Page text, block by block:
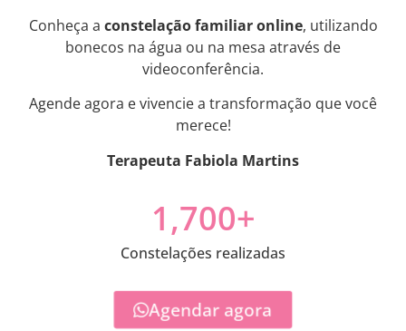
Conheça a constelação familiar online, utilizando
bonecos na água ou na mesa através de
videoconferência.
Agende agora e vivencie a transformação que você
merece!
Terapeuta Fabiola Martins
Constelações realizadas
1,700+
Agendar agora